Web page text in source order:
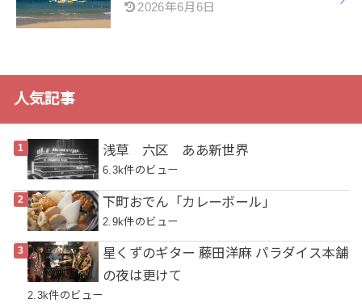
2026年6月6日
人気記事
浅草 六区 ああ新世界
6.3k件のビュー
下町おでん「カレーボール」
2.9k件のビュー
星くずのギター 藤田洋麻 パラダイス本舗
の夜は更けて
2.3k件のビュー